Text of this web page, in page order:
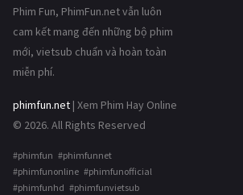
Phim Fun, PhimFun.net vẫn luôn
cam kết mang đến những bộ phim
mới, vietsub chuẩn và hoàn toàn
miễn phí.
phimfun.net | Xem Phim Hay Online
© 2026. All Rights Reserved
#phimfun #phimfunnet
#phimfunonline #phimfunofficial
#phimfunhd #phimfunvietsub